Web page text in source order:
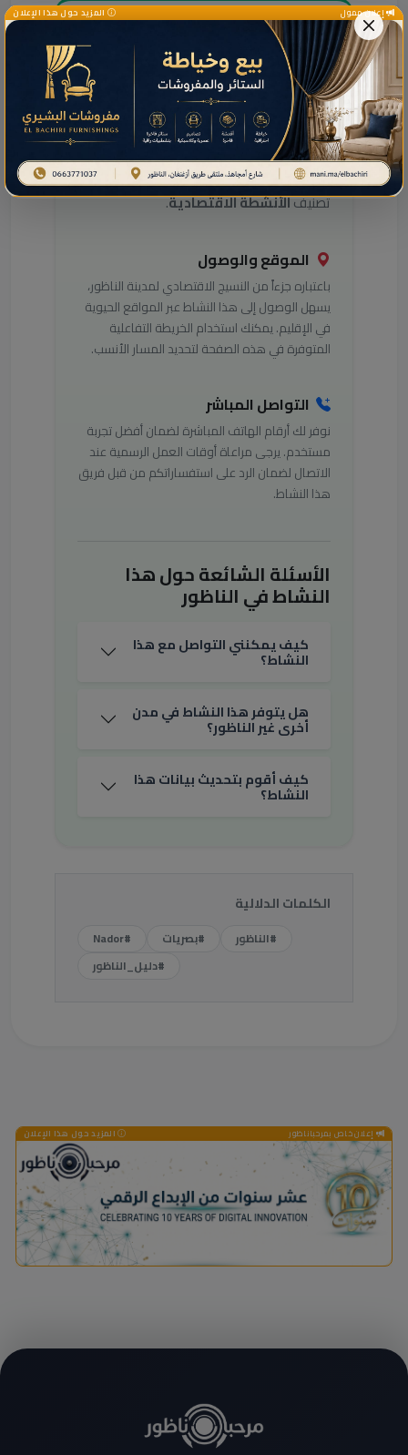
دليل خدمات هذا النشاط
بالناظور
هل تبحث عن معلومات التواصل مع
النشاطفي مدينة الناظور؟ يوفر لك دليل
مرحباناظور
(Marhaba Nador) كافة التفاصيل
التي تحتاجها للوصول إلى أفضل الخدمات في
تصنيفالأنشطة الاقتصادية.
الموقع والوصول
باعتباره جزءاً من النسيج الاقتصادي لمدينة الناظور،
يسهل الوصول إلى هذا النشاط عبر المواقع الحيوية
في الإقليم. يمكنك استخدام الخريطة التفاعلية
المتوفرة في هذه الصفحة لتحديد المسار الأنسب.
التواصل المباشر
نوفر لك أرقام الهاتف المباشرة لضمان أفضل تجربة
مستخدم. يرجى مراعاة أوقات العمل الرسمية عند
الاتصال لضمان الرد على استفساراتكم من قبل فريق
هذا النشاط.
الأسئلة الشائعة حول هذا
النشاط في الناظور
كيف يمكنني التواصل مع هذا
النشاط؟
هل يتوفر هذا النشاط في مدن
أخرى غير الناظور؟
كيف أقوم بتحديث بيانات هذا
النشاط؟
الكلمات الدلالية
#الناظور #بصريات
#Nador
#دليل_الناظور
إعلان خاص بمرحباناظور المزيد حول هذا الإعلان
إعلان ممول المزيد حول هذا الإعلان